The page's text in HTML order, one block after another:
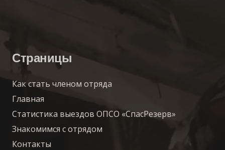
Страницы
Как стать членом отряда
Главная
Статистика выездов ОПСО «СпасРезерв»
Знакомимся с отрядом
Контакты